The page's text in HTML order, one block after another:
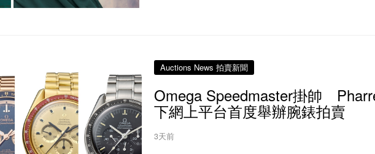
Auctions News 拍賣新聞
Omega Speedmaster掛帥
下網上平台首度舉辦腕錶拍賣
3天前